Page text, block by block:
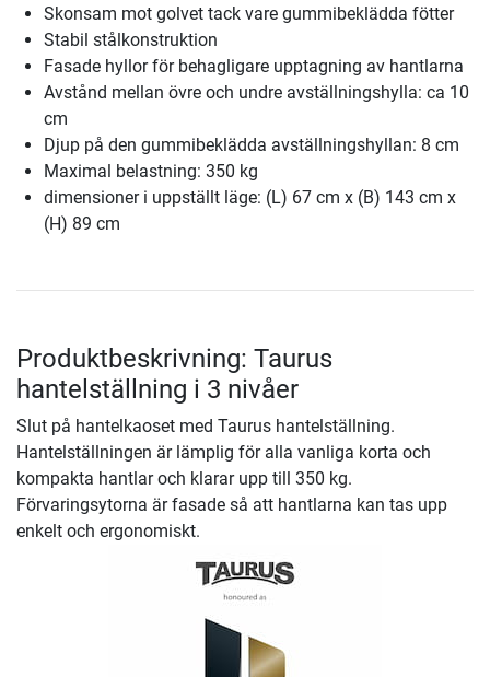
Skonsam mot golvet tack vare gummibeklädda fötter
Stabil stålkonstruktion
Fasade hyllor för behagligare upptagning av hantlarna
Avstånd mellan övre och undre avställningshylla: ca 10
cm
Djup på den gummibeklädda avställningshyllan: 8 cm
Maximal belastning: 350 kg
dimensioner i uppställt läge: (L) 67 cm x (B) 143 cm x
(H) 89 cm
Produktbeskrivning: Taurus
hantelställning i 3 nivåer
Slut på hantelkaoset med Taurus hantelställning.
Hantelställningen är lämplig för alla vanliga korta och
kompakta hantlar och klarar upp till 350 kg.
Förvaringsytorna är fasade så att hantlarna kan tas upp
enkelt och ergonomiskt.